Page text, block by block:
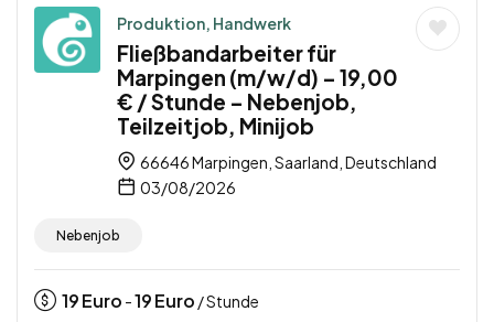
Produktion, Handwerk
Fließbandarbeiter für
Marpingen (m/w/d) – 19,00
€ / Stunde – Nebenjob,
Teilzeitjob, Minijob
66646 Marpingen, Saarland, Deutschland
03/08/2026
Nebenjob
19Euro -19Euro / Stunde